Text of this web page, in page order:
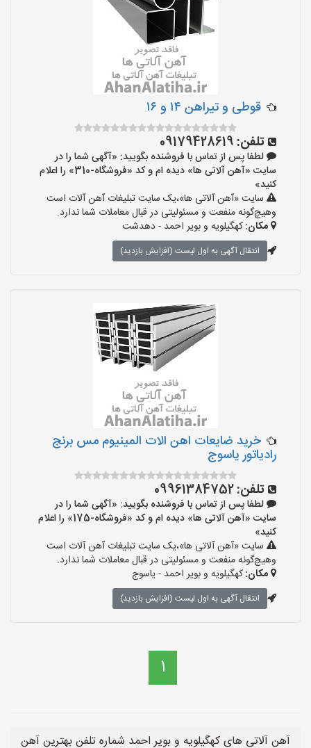
قوطی و تیراهن ۱۴ و ۱۶
تلفن: 09179428619
لطفا پس از تماس با فروشنده بگویید: «آگهی شما را در
سایت «آهن آلاتی ها» دیده ام و کد «فروشگاه-310» را اعلام
کنید»
سایت «آهن آلاتی ها»،یک سایت تبلیغات آهن آلات است
وهیچ‌گونه منفعت و مسئولیتی در قبال معاملات شما ندارد.
مکان:کهگیلویه و بویر احمد - دهدشت
انتقال آگهی به اول لیست (افزایش بازدید)
خرید ضایعات اهن الات المینیوم مس برنج
رادیاتور یاسوج
تلفن:09961384752
لطفا پس از تماس با فروشنده بگویید: «آگهی شما را در
سایت «آهن آلاتی ها» دیده ام و کد «فروشگاه-175» را اعلام
کنید»
سایت «آهن آلاتی ها»،یک سایت تبلیغات آهن آلات است
وهیچ‌گونه منفعت و مسئولیتی در قبال معاملات شما ندارد.
مکان:کهگیلویه و بویر احمد - یاسوج
انتقال آگهی به اول لیست (افزایش بازدید)
1
آهن آلاتی های کهگیلویه و بویر احمد شماره تلفن بهترین آهن